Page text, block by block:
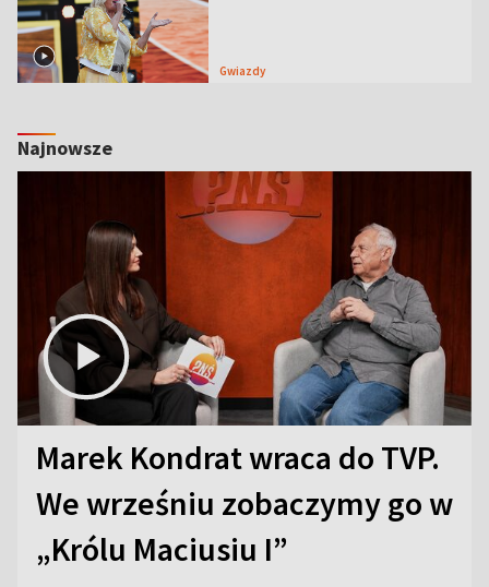
Gwiazdy
Najnowsze
Marek Kondrat wraca do TVP.
We wrześniu zobaczymy go w
„Królu Maciusiu I”